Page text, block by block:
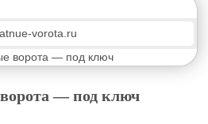
vorota.ru
— под ключ